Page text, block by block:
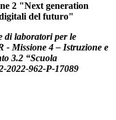
2 "Next generation
del futuro"
di laboratori per le
- Missione 4 – Istruzione e
3.2 “Scuola
2022-962-P-17089